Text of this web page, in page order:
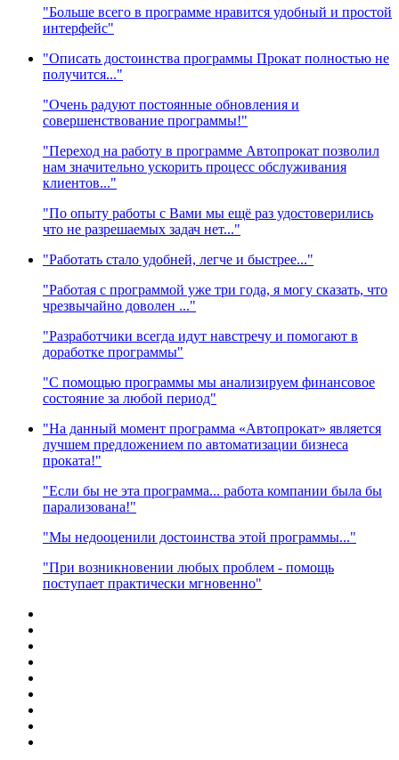
"Больше всего в программе нравится удобный и простой
интерфейс"
"Описать достоинства программы Прокат полностью не
получится..."
"Очень радуют постоянные обновления и
совершенствование программы!"
"Переход на работу в программе Автопрокат позволил
нам значительно ускорить процесс обслуживания
клиентов..."
"По опыту работы с Вами мы ещё раз удостоверились
что не разрешаемых задач нет..."
"Работать стало удобней, легче и быстрее..."
"Работая с программой уже три года, я могу сказать, что
чрезвычайно доволен ..."
"Разработчики всегда идут навстречу и помогают в
доработке программы"
"С помощью программы мы анализируем финансовое
состояние за любой период"
"На данный момент программа «Автопрокат» является
лучшем предложением по автоматизации бизнеса
проката!"
"Если бы не эта программа... работа компании была бы
парализована!"
"Мы недооценили достоинства этой программы..."
"При возникновении любых проблем - помощь
поступает практически мгновенно"